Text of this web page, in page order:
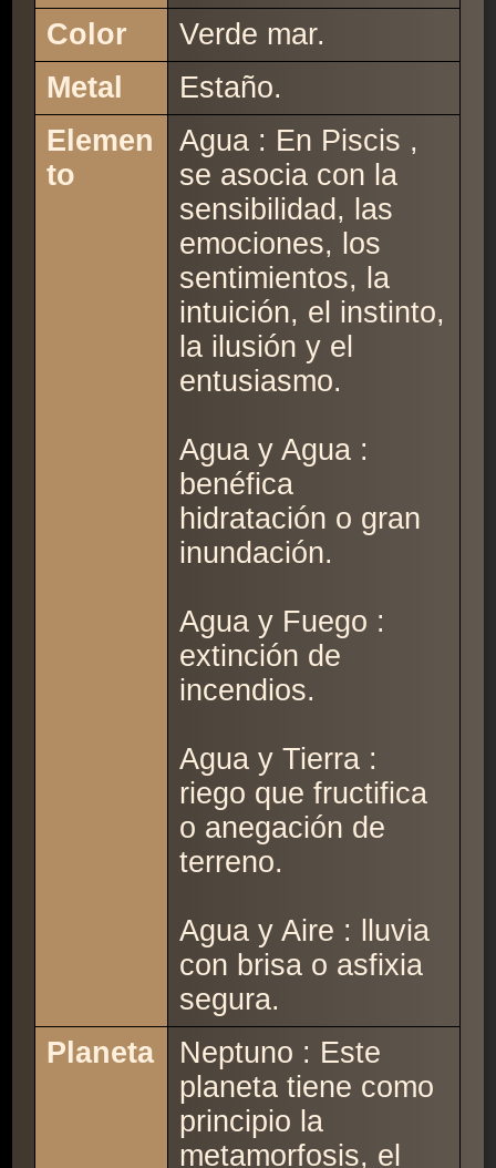
Color
Verde mar.
Metal
Estaño.
Elemen
to
Agua : En Piscis ,
se asocia con la
sensibilidad, las
emociones, los
sentimientos, la
intuición, el instinto,
la ilusión y el
entusiasmo.
Agua y Agua :
benéfica
hidratación o gran
inundación.
Agua y Fuego :
extinción de
incendios.
Agua y Tierra :
riego que fructifica
o anegación de
terreno.
Agua y Aire : lluvia
con brisa o asfixia
segura.
Planeta
Neptuno : Este
planeta tiene como
principio la
metamorfosis, el